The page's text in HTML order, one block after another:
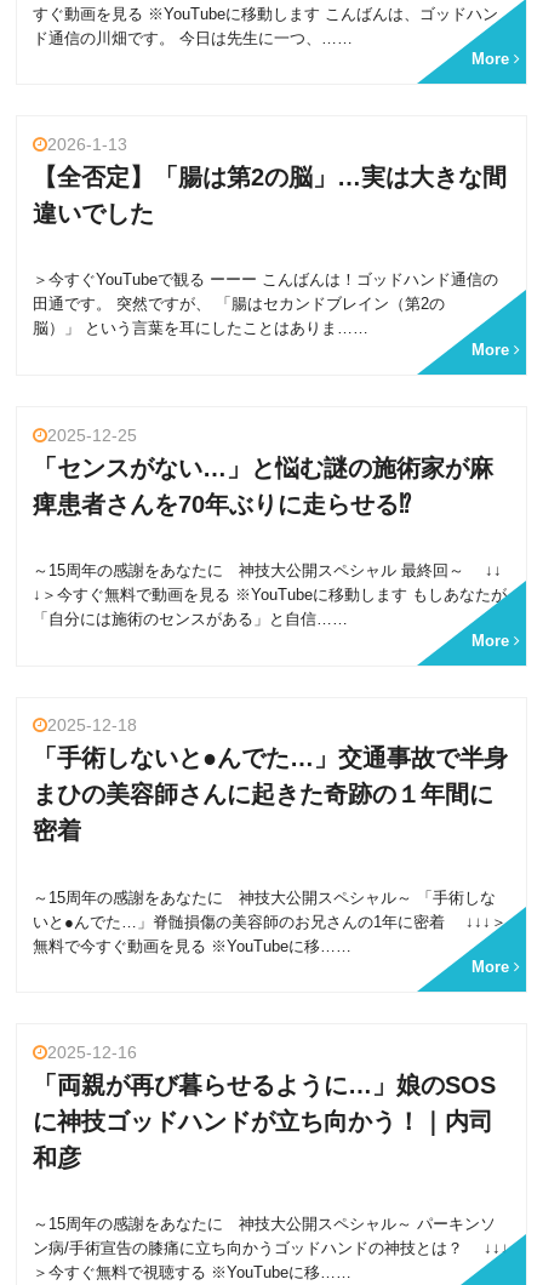
すぐ動画を見る ※YouTubeに移動します こんばんは、ゴッドハン
ド通信の川畑です。 今日は先生に一つ、……
More
2026-1-13
【全否定】「腸は第2の脳」…実は大きな間
違いでした
＞今すぐYouTubeで観る ーーー こんばんは！ゴッドハンド通信の
田通です。 突然ですが、 「腸はセカンドブレイン（第2の
脳）」 という言葉を耳にしたことはありま……
More
2025-12-25
「センスがない…」と悩む謎の施術家が麻
痺患者さんを70年ぶりに走らせる⁉
～15周年の感謝をあなたに 神技大公開スペシャル 最終回～ ↓↓
↓＞今すぐ無料で動画を見る ※YouTubeに移動します もしあなたが
「自分には施術のセンスがある」と自信……
More
2025-12-18
「手術しないと●んでた…」交通事故で半身
まひの美容師さんに起きた奇跡の１年間に
密着
～15周年の感謝をあなたに 神技大公開スペシャル～ 「手術しな
いと●んでた…」脊髄損傷の美容師のお兄さんの1年に密着 ↓↓↓＞
無料で今すぐ動画を見る ※YouTubeに移……
More
2025-12-16
「両親が再び暮らせるように…」娘のSOS
に神技ゴッドハンドが立ち向かう！｜内司
和彦
～15周年の感謝をあなたに 神技大公開スペシャル～ パーキンソ
ン病/手術宣告の膝痛に立ち向かうゴッドハンドの神技とは？ ↓↓↓
＞今すぐ無料で視聴する ※YouTubeに移……